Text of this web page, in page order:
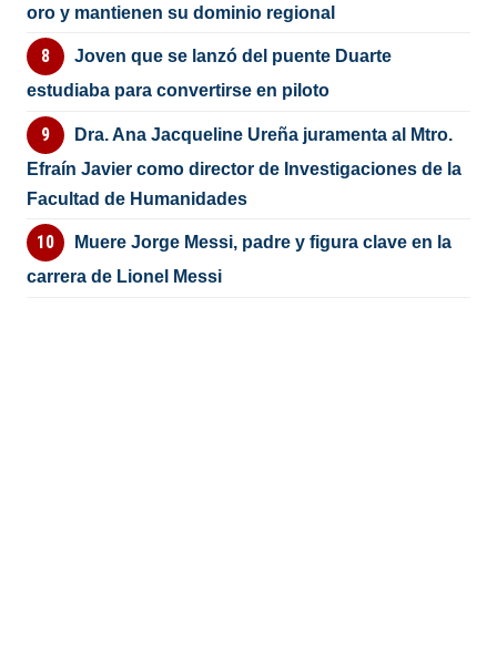
oro y mantienen su dominio regional
Joven que se lanzó del puente Duarte
estudiaba para convertirse en piloto
Dra. Ana Jacqueline Ureña juramenta al Mtro.
Efraín Javier como director de Investigaciones de la
Facultad de Humanidades
Muere Jorge Messi, padre y figura clave en la
carrera de Lionel Messi